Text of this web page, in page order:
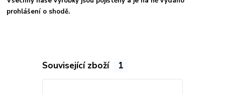
prohlášení o shodě.
Související zboží 1